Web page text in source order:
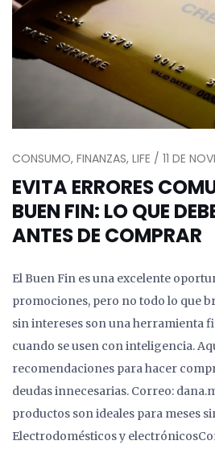
CONSUMO, FINANZAS, LIFE / 11 DE
EVITA ERRORES
BUEN FIN: LO QUE
ANTES DE COMPRAR
El Buen Fin es una excelente
promociones, pero no todo lo que
sin intereses son una herramienta
cuando se usen con inteligencia.
recomendaciones para hacer
deudas innecesarias. Correo:
productos son ideales para meses
Electrodomésticos y